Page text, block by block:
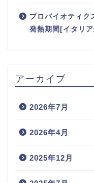
プロバイオティク
発熱期間[イタリア
アーカイブ
2026年7月
2026年4月
2025年12月